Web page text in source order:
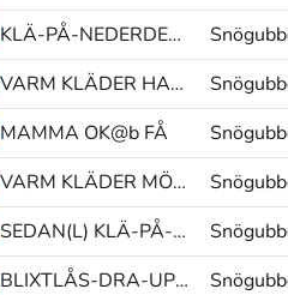
KLÄ-PÅ-NEDERDEL KLÄ-PÅ-ÖVERDEL VARM
VARM KLÄDER HALSDUK-KNYTA
MAMMA OK@b FÅ
VARM KLÄDER MÖSSA(G)
SEDAN(L) KLÄ-PÅ-HUVUDDEL FÖRFLYTTA-DIT(L)
BLIXTLÅS-DRA-UPP FÖRFLYTTA(Vb) GLOSA:(?)